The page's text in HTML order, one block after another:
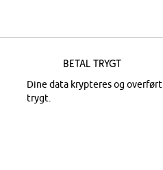
Betal trygt
Dine data krypteres og overført
trygt.